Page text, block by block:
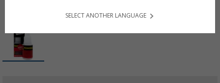
SELECT ANOTHER LANGUAGE